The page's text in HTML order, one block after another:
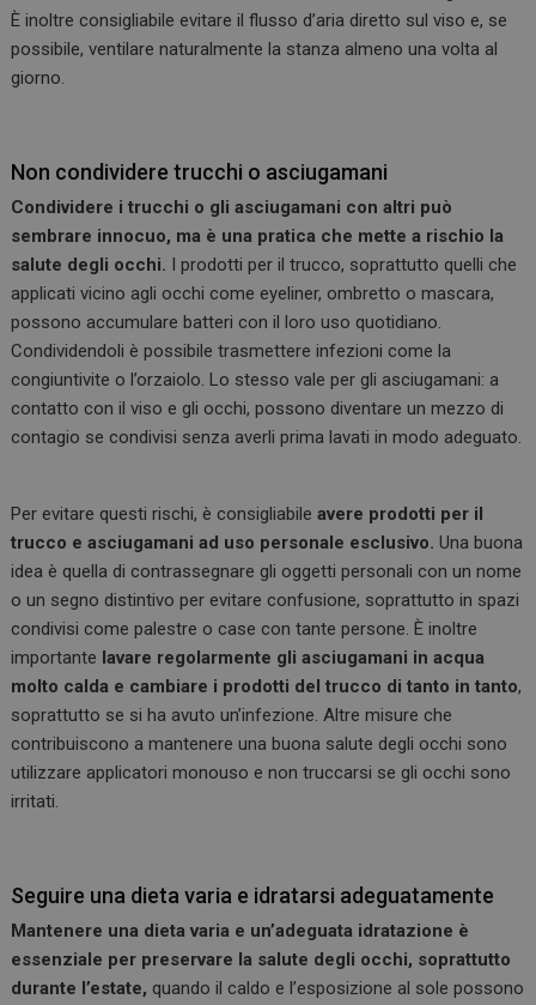
È inoltre consigliabile evitare il flusso d’aria diretto sul viso e, se
possibile, ventilare naturalmente la stanza almeno una volta al
giorno.
Non condividere trucchi o asciugamani
Condividere i trucchi o gli asciugamani con altri può
sembrare innocuo, ma è una pratica che mette a rischio la
salute degli occhi. I prodotti per il trucco, soprattutto quelli che
applicati vicino agli occhi come eyeliner, ombretto o mascara,
possono accumulare batteri con il loro uso quotidiano.
Condividendoli è possibile trasmettere infezioni come la
congiuntivite o l’orzaiolo. Lo stesso vale per gli asciugamani: a
contatto con il viso e gli occhi, possono diventare un mezzo di
contagio se condivisi senza averli prima lavati in modo adeguato.
Per evitare questi rischi, è consigliabileavere prodotti per il
trucco e asciugamani ad uso personale esclusivo. Una buona
idea è quella di contrassegnare gli oggetti personali con un nome
o un segno distintivo per evitare confusione, soprattutto in spazi
condivisi come palestre o case con tante persone. È inoltre
importante lavare regolarmente gli asciugamani in acqua
molto calda e cambiare i prodotti del trucco di tanto in tanto,
soprattutto se si ha avuto un’infezione. Altre misure che
contribuiscono a mantenere una buona salute degli occhi sono
utilizzare applicatori monouso e non truccarsi se gli occhi sono
irritati.
Seguire una dieta varia e idratarsi adeguatamente
Mantenere una dieta varia e un’adeguata idratazione è
essenziale per preservare la salute degli occhi, soprattutto
durante l’estate, quando il caldo e l’esposizione al sole possono